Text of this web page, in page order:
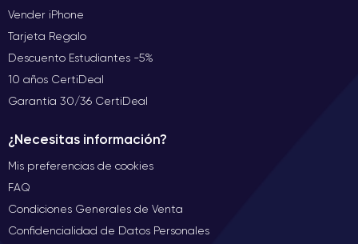
Vender iPhone
Tarjeta Regalo
Descuento Estudiantes -5%
10 años CertiDeal
Garantía 30/36 CertiDeal
¿Necesitas información?
Mis preferencias de cookies
FAQ
Condiciones Generales de Venta
Confidencialidad de Datos Personales